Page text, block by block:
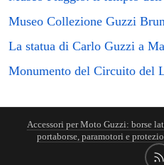
La statua di Carlo Guzzi a
Monumento del Circuito del
Accessori per Moto Guzzi: borse
portaborse, paramotori e